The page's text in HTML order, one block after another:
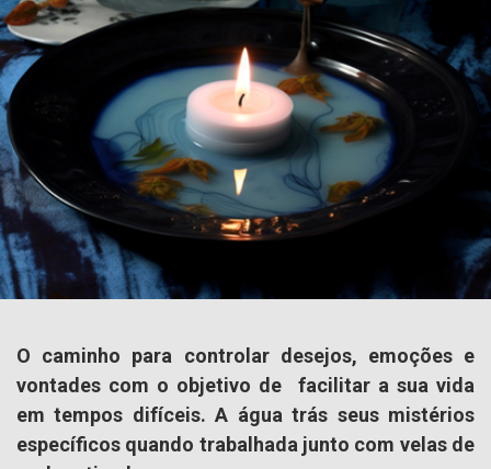
O caminho para controlar desejos, emoções e
vontades com o objetivo de facilitar a sua vida
em tempos difíceis. A água trás seus mistérios
específicos quando trabalhada junto com velas de